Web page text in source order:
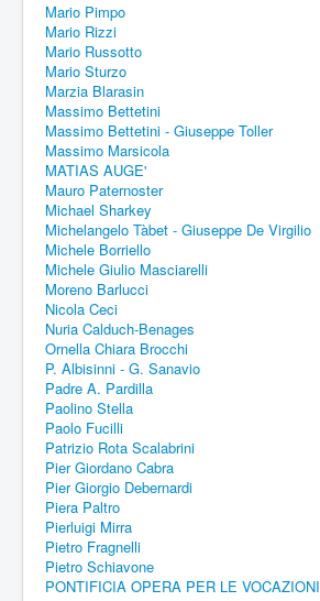
Mario Pimpo
Mario Rizzi
Mario Russotto
Mario Sturzo
Marzia Blarasin
Massimo Bettetini
Massimo Bettetini - Giuseppe Toller
Massimo Marsicola
MATIAS AUGE'
Mauro Paternoster
Michael Sharkey
Michelangelo Tàbet - Giuseppe De Virgilio
Michele Borriello
Michele Giulio Masciarelli
Moreno Barlucci
Nicola Ceci
Nuria Calduch-Benages
Ornella Chiara Brocchi
P. Albisinni - G. Sanavio
Padre A. Pardilla
Paolino Stella
Paolo Fucilli
Patrizio Rota Scalabrini
Pier Giordano Cabra
Pier Giorgio Debernardi
Piera Paltro
Pierluigi Mirra
Pietro Fragnelli
Pietro Schiavone
PONTIFICIA OPERA PER LE VOCAZIONI